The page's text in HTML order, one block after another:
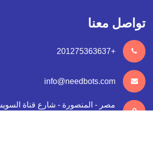
تواصل معنا
+201275363637
info@needbots.com
مصر - المنصورة - شارع قناة